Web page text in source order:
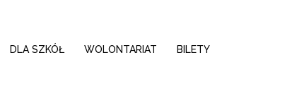
DLA SZKÓŁ WOLONTARIAT BILETY